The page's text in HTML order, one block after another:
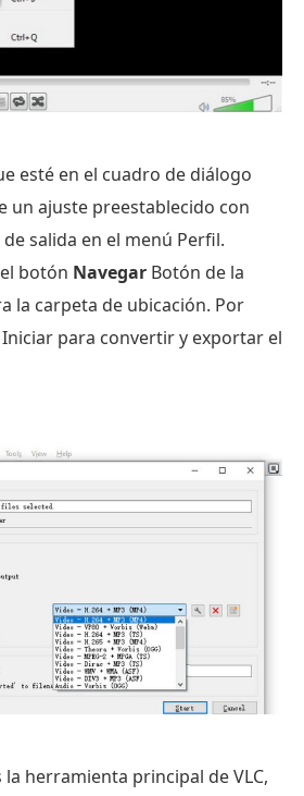
esté en el cuadro de diálogo
un ajuste preestablecido con
salida en el menú Perfil.
botón Navegar Botón de la
la carpeta de ubicación. Por
para convertir y exportar el
herramienta principal de VLC,